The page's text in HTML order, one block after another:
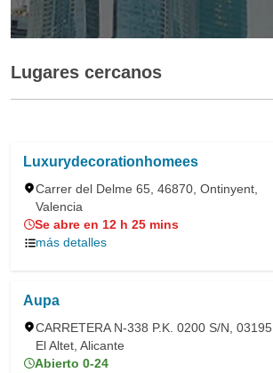
Lugares cercanos
Luxurydecorationhomees
Carrer del Delme 65, 46870, Ontinyent,
Valencia
Se abre en 12 h 25 mins
más detalles
Aupa
CARRETERA N-338 P.K. 0200 S/N, 03195,
El Altet, Alicante
Abierto 0-24